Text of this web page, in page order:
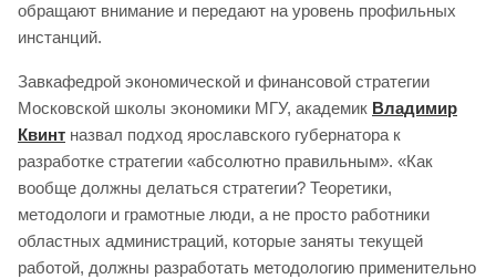
обращают внимание и передают на уровень профильных
инстанций.
Завкафедрой экономической и финансовой стратегии
Московской школы экономики МГУ, академик Владимир
Квинт назвал подход ярославского губернатора к
разработке стратегии «абсолютно правильным». «Как
вообще должны делаться стратегии? Теоретики,
методологи и грамотные люди, а не просто работники
областных администраций, которые заняты текущей
работой, должны разработать методологию применительно